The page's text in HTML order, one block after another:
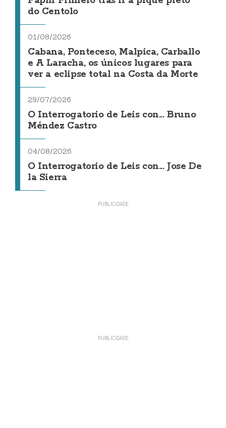
do Centolo
01/08/2026
Cabana, Ponteceso, Malpica, Carballo
e A Laracha, os únicos lugares para
ver a eclipse total na Costa da Morte
29/07/2026
O Interrogatorio de Leis con... Bruno
Méndez Castro
04/08/2026
O Interrogatorio de Leis con... Jose De
la Sierra